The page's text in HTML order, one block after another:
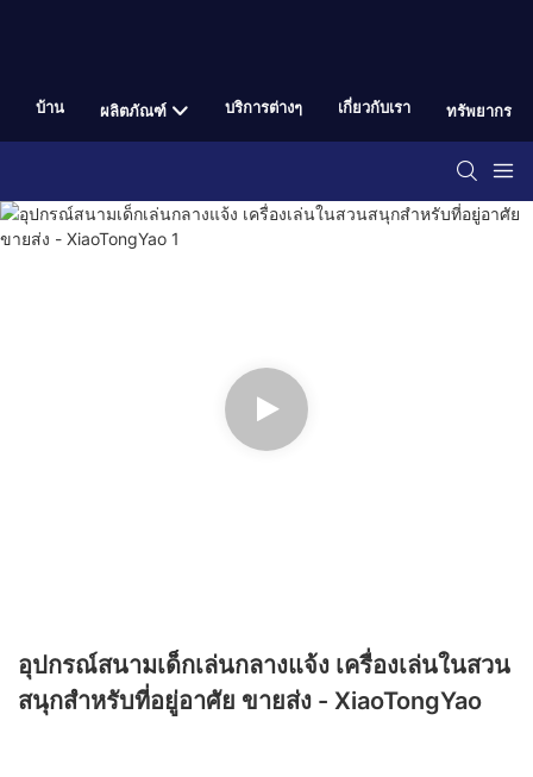
บ้าน ผลิตภัณฑ์ บริการต่างๆ เกี่ยวกับเรา ทรัพยากร
อุปกรณ์สนามเด็กเล่นกลางแจ้ง เครื่องเล่นในสวน
สนุกสำหรับที่อยู่อาศัย ขายส่ง - XiaoTongYao